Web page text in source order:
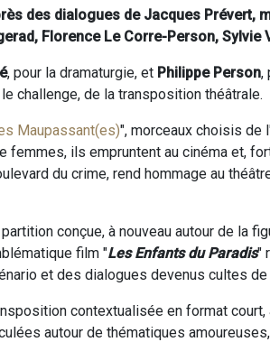
des dialogues de Jacques Prévert,
Florence Le Corre-Person, Sylvie
, pour la dramaturgie, et Philippe Person,
challenge, de la transposition théâtrale.
Maupassant(es)", morceaux choisis de
femmes, ils empruntent au cinéma et,
du crime, rend hommage au
conçue, à nouveau autour de la
film "Les Enfants du Paradis"
et des dialogues devenus cultes de
contextualisée en format court,
autour de thématiques